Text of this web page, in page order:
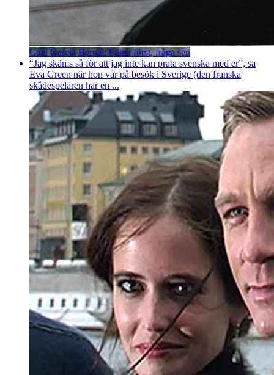
Gael García Bernal: Filma först, fråga sen
“Jag skäms så för att jag inte kan prata svenska med er”, sa
Eva Green när hon var på besök i Sverige (den franska
skådespelaren har en ...